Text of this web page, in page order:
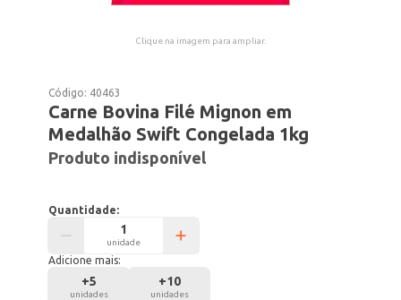
Clique na imagem para ampliar.
Código: 40463
Carne Bovina Filé Mignon em
Medalhão Swift Congelada 1kg
Produto indisponível
Quantidade:
unidade
Adicione mais:
+5
unidades
+10
unidades